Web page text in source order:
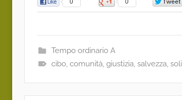
0 0
Tempo ordinario A
cibo, comunità, giustizia, salvezza,